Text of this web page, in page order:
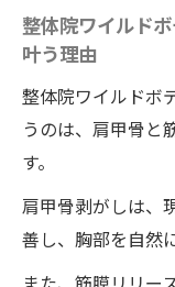
整体院ワイルド
叶う理由
整体院ワイルドボ
うのは、肩甲骨と
す。
肩甲骨剥がしは、
善し、胸部を自然